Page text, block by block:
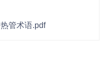
热管术语.pdf